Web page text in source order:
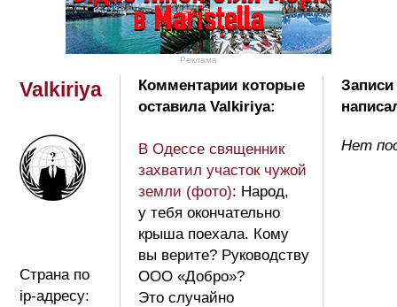
Реклама
Valkiriya
Страна по
ip-адресу:
Комментарии которые
оставила Valkiriya:
В Одессе священник
захватил участок чужой
земли (фото): Народ,
у тебя окончательно
крыша поехала. Кому
вы верите? Руководству
ООО «Добро»?
Это случайно
Нет